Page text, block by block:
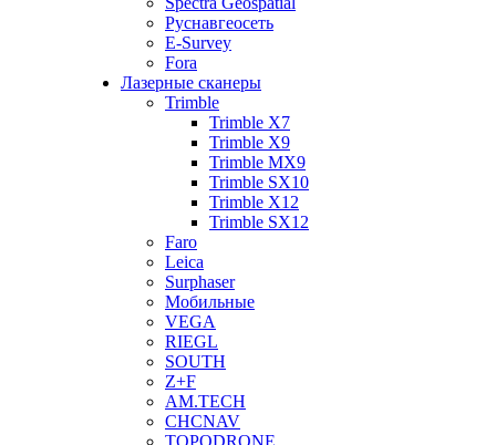
Руснавгеосеть
E-Survey
Fora
Лазерные сканеры
Trimble
Trimble X7
Trimble X9
Trimble MX9
Trimble SX10
Trimble X12
Trimble SX12
Faro
Leica
Surphaser
Мобильные
VEGA
RIEGL
SOUTH
Z+F
AM.TECH
CHCNAV
TOPODRONE